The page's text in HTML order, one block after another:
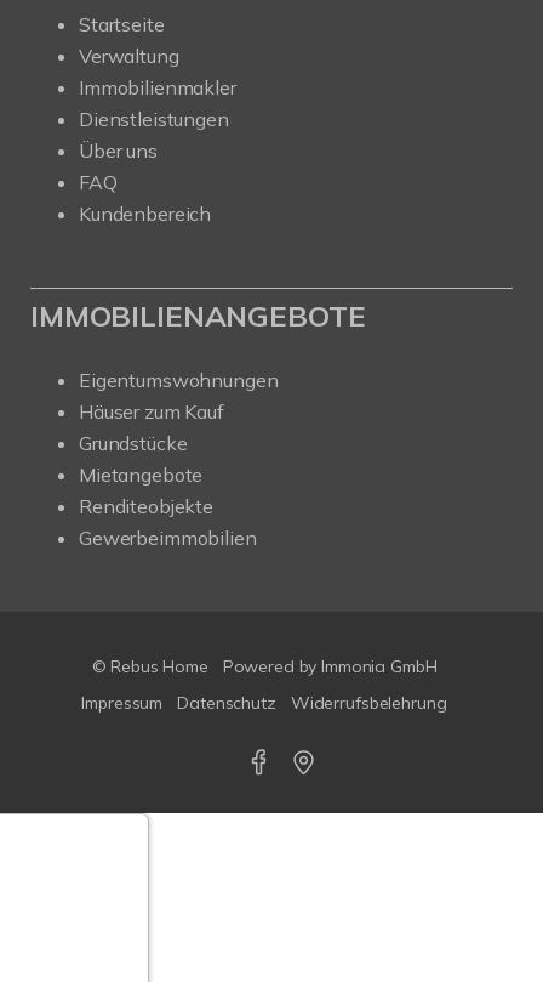
Startseite
Verwaltung
Immobilienmakler
Dienstleistungen
Über uns
FAQ
Kundenbereich
IMMOBILIENANGEBOTE
Eigentumswohnungen
Häuser zum Kauf
Grundstücke
Mietangebote
Renditeobjekte
Gewerbeimmobilien
© Rebus Home
Powered by Immonia GmbH
Impressum
Datenschutz Widerrufsbelehrung